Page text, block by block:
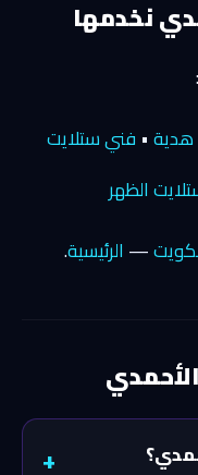
نخدمها
• فني ستلايت
الظهر
— الرئيسية.